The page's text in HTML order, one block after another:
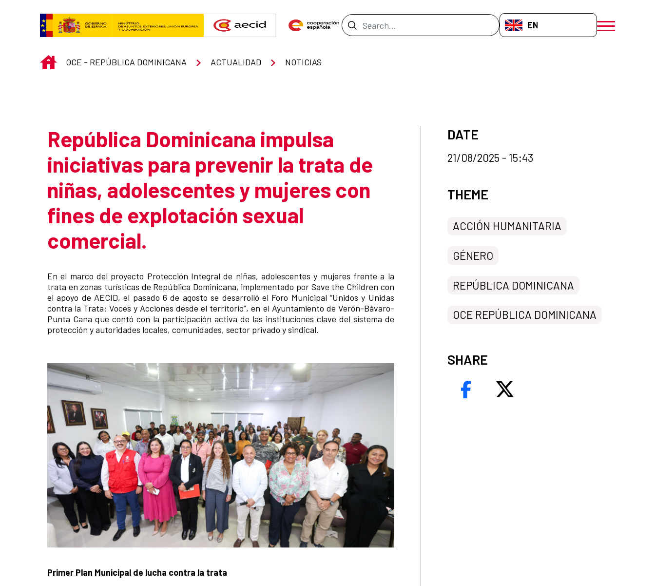
Search Bar EN-GB
menú móvil
INICIO
OCE - REPÚBLICA DOMINICANA ACTUALIDAD NOTICIAS
República Dominicana impulsa
iniciativas para prevenir la trata de
niñas, adolescentes y mujeres con
fines de explotación sexual
comercial.
En el marco del proyecto Protección Integral de niñas, adolescentes y mujeres frente a la
trata en zonas turísticas de República Dominicana, implementado por Save the Children con
el apoyo de AECID, el pasado 6 de agosto se desarrolló el Foro Municipal “Unidos y Unidas
contra la Trata: Voces y Acciones desde el territorio”, en el Ayuntamiento de Verón-Bávaro-
Punta Cana que contó con la participación activa de las instituciones clave del sistema de
protección y autoridades locales, comunidades, sector privado y sindical.
News content
Primer Plan Municipal de lucha contra la trata
DATE
21/08/2025 - 15:43
News categories
THEME
ACCIÓN HUMANITARIA
GÉNERO
REPÚBLICA DOMINICANA
OCE REPÚBLICA DOMINICANA
SHARE